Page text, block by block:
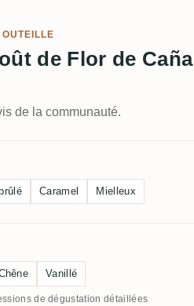
de Flor de
de la communauté.
Caramel Mielleux
Vanillé
de dégustation détaillées